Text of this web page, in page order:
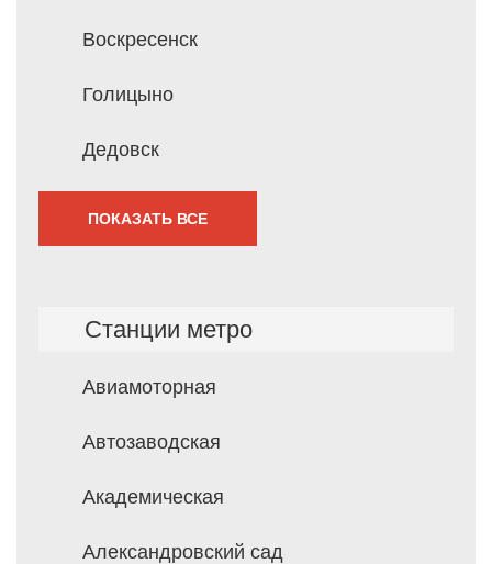
Воскресенск
Голицыно
Дедовск
ПОКАЗАТЬ ВСЕ
Станции метро
Авиамоторная
Автозаводская
Академическая
Александровский сад